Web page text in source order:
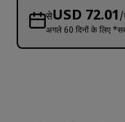
सेUSD 72.01 /
अगले 60 दिनों के लिए